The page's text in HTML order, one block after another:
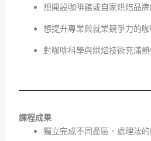
想開設咖啡館或自家烘焙品
想提升專業與就業競爭力的
對咖啡科學與烘焙技術充滿
課程成果
獨立完成不同產區、處理法